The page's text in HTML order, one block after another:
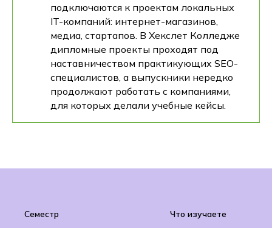
подключаются к проектам локальных
IT-компаний: интернет-магазинов,
медиа, стартапов. В Хекслет Колледже
дипломные проекты проходят под
наставничеством практикующих SEO-
специалистов, а выпускники нередко
продолжают работать с компаниями,
для которых делали учебные кейсы.
Семестр Что изучаете